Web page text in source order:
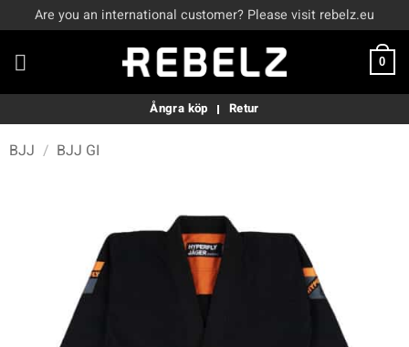
to
content
Are you an international customer? Please visit rebelz.eu
0
Ångra köp Retur
BJJ / BJJ GI